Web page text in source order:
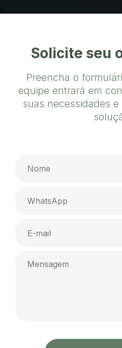
Solicite seu
Preencha o
equipe entrará em
suas necessidades